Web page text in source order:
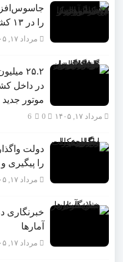
را در ۱۳ کشور ازجمله آمریکا هدف گرفت
مرداد ۱۷, ۱۴۰۵
۲۵.۲
در داخل
موتور
مرداد ۱۷, ۱۴۰۵ 6
دولت
را پیگیری
مرداد ۱۷, ۱۴۰۵
خبرنگاری
آمارها
مرداد ۱۷, ۱۴۰۵